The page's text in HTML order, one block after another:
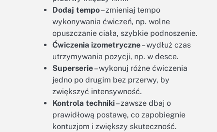
Dodaj tempo– zmieniaj tempo
wykonywania ćwiczeń, np. wolne
opuszczanie ciała, szybkie podnoszenie.
Ćwiczenia izometryczne– wydłuż czas
utrzymywania pozycji, np. w desce.
Superserie– wykonuj różne ćwiczenia
jedno po drugim bez przerwy, by
zwiększyć intensywność.
Kontrola techniki– zawsze dbaj o
prawidłową postawę, co zapobiegnie
kontuzjom i zwiększy skuteczność.